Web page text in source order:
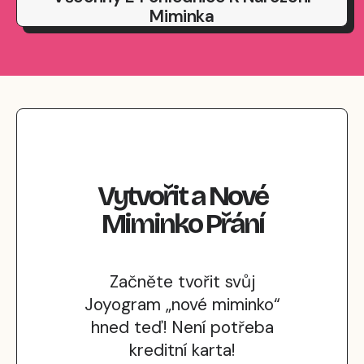
Miminka
VytvořitaNové
MiminkoPřání
Začněte tvořit svůj
Joyogram „nové miminko“
hned teď! Není potřeba
kreditní karta!